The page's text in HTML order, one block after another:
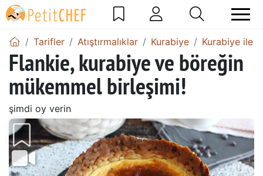
Tarifler Atıştırmalıklar Kurabiye Kurabiye ile
Flankie, kurabiye ve böreğin
mükemmel birleşimi!
şimdi oy verin